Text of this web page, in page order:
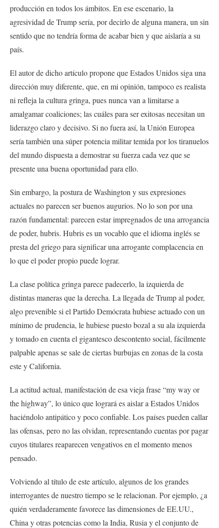
producción en todos los ámbitos. En ese escenario, la
agresividad de Trump sería, por decirlo de alguna manera, un sin
sentido que no tendría forma de acabar bien y que aislaría a su
país.
El autor de dicho artículo propone que Estados Unidos siga una
dirección muy diferente, que, en mi opinión, tampoco es realista
ni refleja la cultura gringa, pues nunca van a limitarse a
amalgamar coaliciones; las cuáles para ser exitosas necesitan un
liderazgo claro y decisivo. Si no fuera así, la Unión Europea
sería también una súper potencia militar temida por los tiranuelos
del mundo dispuesta a demostrar su fuerza cada vez que se
presente una buena oportunidad para ello.
Sin embargo, la postura de Washington y sus expresiones
actuales no parecen ser buenos augurios. No lo son por una
razón fundamental: parecen estar impregnados de una arrogancia
de poder, hubris. Hubris es un vocablo que el idioma inglés se
presta del griego para significar una arrogante complacencia en
lo que el poder propio puede lograr.
La clase política gringa parece padecerlo, la izquierda de
distintas maneras que la derecha. La llegada de Trump al poder,
algo prevenible si el Partido Demócrata hubiese actuado con un
mínimo de prudencia, le hubiese puesto bozal a su ala izquierda
y tomado en cuenta el gigantesco descontento social, fácilmente
palpable apenas se sale de ciertas burbujas en zonas de la costa
este y California.
La actitud actual, manifestación de esa vieja frase “my way or
the highway”, lo único que logrará es aislar a Estados Unidos
haciéndolo antipático y poco confiable. Los países pueden callar
las ofensas, pero no las olvidan, representando cuentas por pagar
cuyos titulares reaparecen vengativos en el momento menos
pensado.
Volviendo al título de este artículo, algunos de los grandes
interrogantes de nuestro tiempo se le relacionan. Por ejemplo, ¿a
quién verdaderamente favorece las dimensiones de EE.UU.,
China y otras potencias como la India, Rusia y el conjunto de